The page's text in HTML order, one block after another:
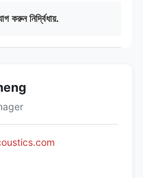
করুন নির্দ্বিধায়.